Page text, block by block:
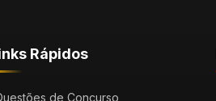
Rápidos
de Concurso